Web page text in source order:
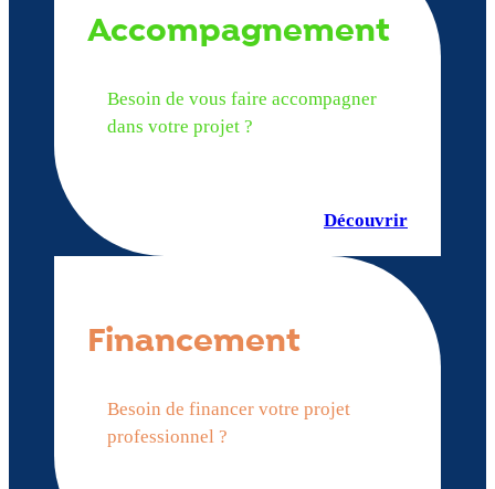
Accompagnement
Besoin de vous faire accompagner
dans votre projet ?
Découvrir
Financement
Besoin de financer votre projet
professionnel ?